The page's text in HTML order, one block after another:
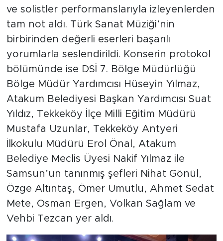
ve solistler performanslarıyla izleyenlerden
tam not aldı. Türk Sanat Müziği’nin
birbirinden değerli eserleri başarılı
yorumlarla seslendirildi. Konserin protokol
bölümünde ise DSİ 7. Bölge Müdürlüğü
Bölge Müdür Yardımcısı Hüseyin Yılmaz,
Atakum Belediyesi Başkan Yardımcısı Suat
Yıldız, Tekkeköy İlçe Milli Eğitim Müdürü
Mustafa Uzunlar, Tekkeköy Antyeri
İlkokulu Müdürü Erol Önal, Atakum
Belediye Meclis Üyesi Nakif Yılmaz ile
Samsun’un tanınmış şefleri Nihat Gönül,
Özge Altıntaş, Ömer Umutlu, Ahmet Sedat
Mete, Osman Ergen, Volkan Sağlam ve
Vehbi Tezcan yer aldı.